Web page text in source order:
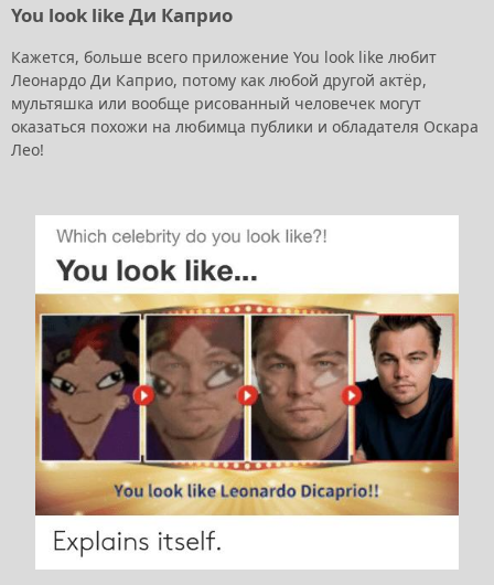
You look like Ди Каприо
Кажется, больше всего приложение You look like любит
Леонардо Ди Каприо, потому как любой другой актёр,
мультяшка или вообще рисованный человечек могут
оказаться похожи на любимца публики и обладателя Оскара
Лео!